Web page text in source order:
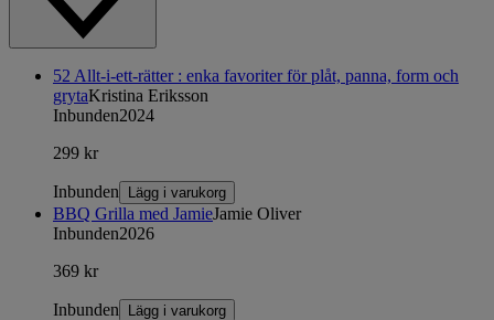
52 Allt-i-ett-rätter : enka favoriter för plåt, panna, form och
grytaKristina Eriksson
Inbunden2024
299 kr
Inbunden Lägg i varukorg
BBQ Grilla med JamieJamie Oliver
Inbunden2026
369 kr
Inbunden Lägg i varukorg